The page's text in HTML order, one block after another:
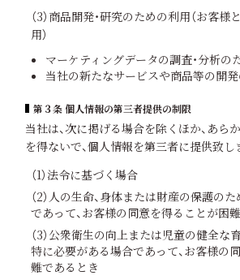
（3）商品開発・研究のための利用（お客
用）
マーケティングデータの調査・分析の
当社の新たなサービスや商品等の開
第３条 個人情報の第三者提供の制限
当社は、次に掲げる場合を除くほか、あら
を得ないで、個人情報を第三者に提供致し
（1）法令に基づく場合
（2）人の生命、身体または財産の保護の
であって、お客様の同意を得ることが困
（3）公衆衛生の向上または児童の健全な
特に必要がある場合であって、お客様の
難であるとき